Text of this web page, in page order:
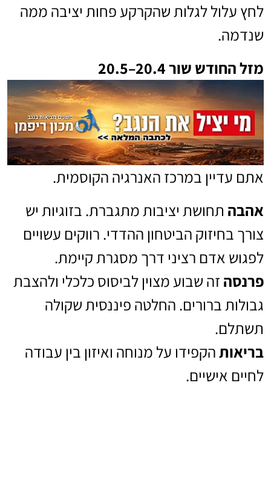
לחץ עלול לגלות שהקרקע פחות יציבה ממה
שנדמה.
מזל החודש שור 20.4–20.5
אתם עדיין במרכז האנרגיה הקוסמית.
אהבה תחושת יציבות מתגברת. בזוגיות יש
צורך בחיזוק הביטחון ההדדי. רווקים עשויים
לפגוש אדם רציני דרך מסגרת קיימת.
פרנסה זה שבוע מצוין לביסוס כלכלי ולהצבת
גבולות ברורים. החלטה פיננסית שקולה
תשתלם.
בריאותהקפידו על מנוחה ואיזון בין עבודה
לחיים אישיים.